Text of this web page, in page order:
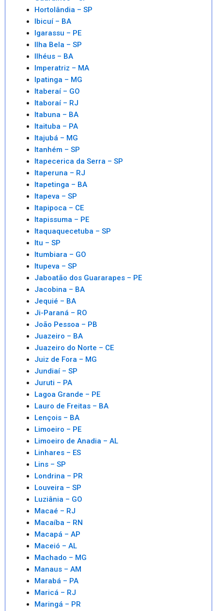
Hortolândia – SP
Ibicuí – BA
Igarassu – PE
Ilha Bela – SP
Ilhéus – BA
Imperatriz – MA
Ipatinga – MG
Itaberaí – GO
Itaboraí – RJ
Itabuna – BA
Itaituba – PA
Itajubá – MG
Itanhém – SP
Itapecerica da Serra – SP
Itaperuna – RJ
Itapetinga – BA
Itapeva – SP
Itapipoca – CE
Itapissuma – PE
Itaquaquecetuba – SP
Itu – SP
Itumbiara – GO
Itupeva – SP
Jaboatão dos Guararapes – PE
Jacobina – BA
Jequié – BA
Ji-Paraná – RO
João Pessoa – PB
Juazeiro – BA
Juazeiro do Norte – CE
Juiz de Fora – MG
Jundiaí – SP
Juruti – PA
Lagoa Grande – PE
Lauro de Freitas – BA
Lençois – BA
Limoeiro – PE
Limoeiro de Anadia – AL
Linhares – ES
Lins – SP
Londrina – PR
Louveira – SP
Luziânia – GO
Macaé – RJ
Macaíba – RN
Macapá – AP
Maceió – AL
Machado – MG
Manaus – AM
Marabá – PA
Maricá – RJ
Maringá – PR